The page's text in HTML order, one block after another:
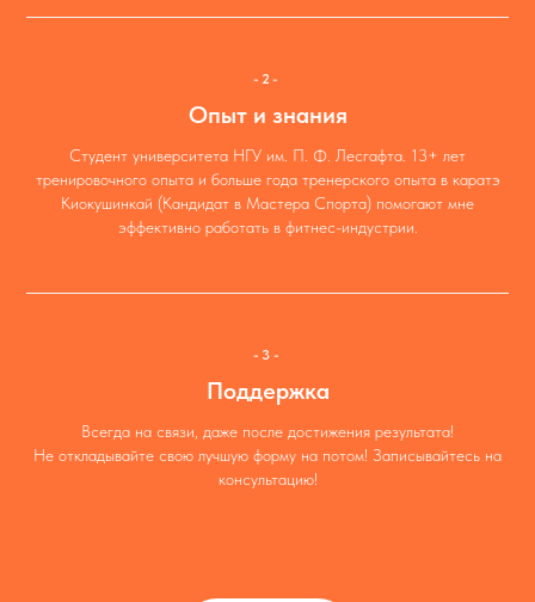
-2-
Опыт и знания
Студент университета НГУ им. П. Ф. Лесгафта. 13+ лет
тренировочного опыта и больше года тренерского опыта в каратэ
Киокушинкай (Кандидат в Мастера Спорта) помогают мне
эффективно работать в фитнес-индустрии.
-3-
Поддержка
Всегда на связи, даже после достижения результата!
Не откладывайте свою лучшую форму на потом! Записывайтесь на
консультацию!